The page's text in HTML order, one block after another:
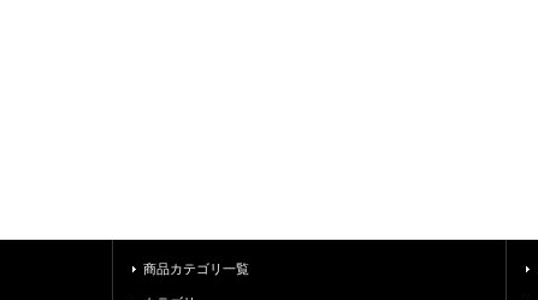
商品カテゴリ一覧